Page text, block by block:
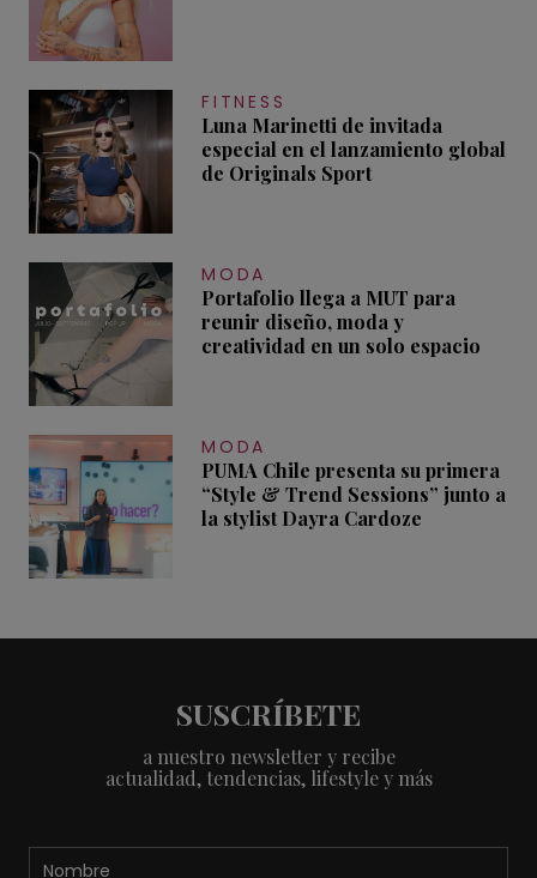
FITNESS
Luna Marinetti de invitada
especial en el lanzamiento global
de Originals Sport
MODA
Portafolio llega a MUT para
reunir diseño, moda y
creatividad en un solo espacio
MODA
PUMA Chile presenta su primera
“Style & Trend Sessions” junto a
la stylist Dayra Cardoze
SUSCRÍBETE
a nuestro newsletter y recibe
actualidad, tendencias, lifestyle y más